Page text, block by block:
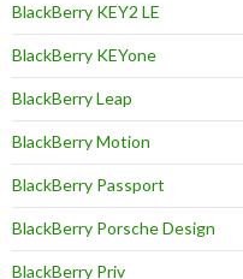
BlackBerry KEY2 LE
BlackBerry KEYone
BlackBerry Leap
BlackBerry Motion
BlackBerry Passport
BlackBerry Porsche Design
BlackBerry Priv